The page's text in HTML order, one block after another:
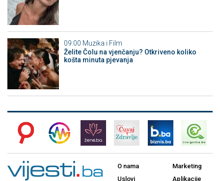
09:00 Muzika i Film
Želite Čolu na vjenčanju? Otkriveno koliko
košta minuta pjevanja
O nama
Uslovi
Marketing
Aplikacije